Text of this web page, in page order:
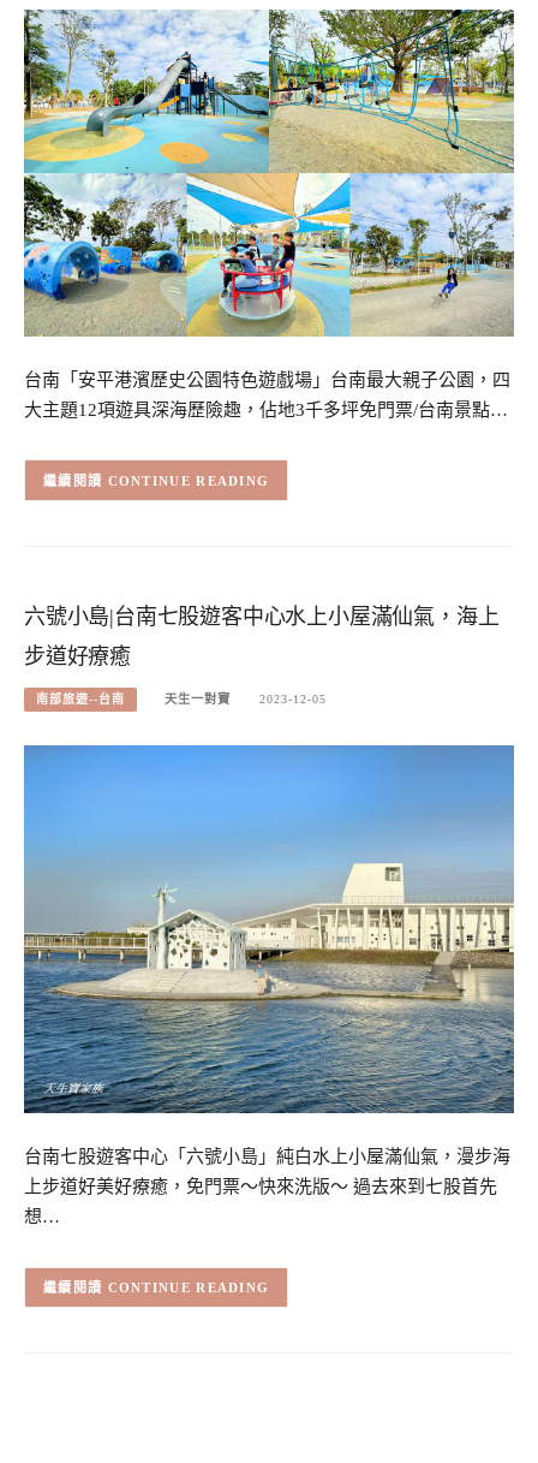
台南「安平港濱歷史公園特色遊戲場」台南最大親子公園，四
大主題12項遊具深海歷險趣，佔地3千多坪免門票/台南景點…
CONTINUE READING
六號小島|台南七股遊客中心水上小屋滿仙氣，海上
步道好療癒
南部旅遊--台南 天生一對寶 2023-12-05
台南七股遊客中心「六號小島」純白水上小屋滿仙氣，漫步海
上步道好美好療癒，免門票～快來洗版～ 過去來到七股首先
想…
CONTINUE READING